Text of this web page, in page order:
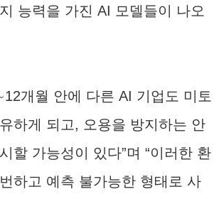
능력을 가진 AI 모델들이 나오
개월 안에 다른 AI 기업도 미토
하게 되고, 오용을 방지하는 안
할 가능성이 있다”며 “이러한 환
하고 예측 불가능한 형태로 사